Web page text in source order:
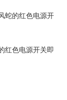
蛇的红色电源开
红色电源开关即